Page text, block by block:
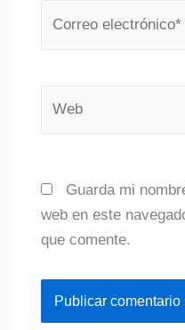
Guarda mi
web en este
que comente.